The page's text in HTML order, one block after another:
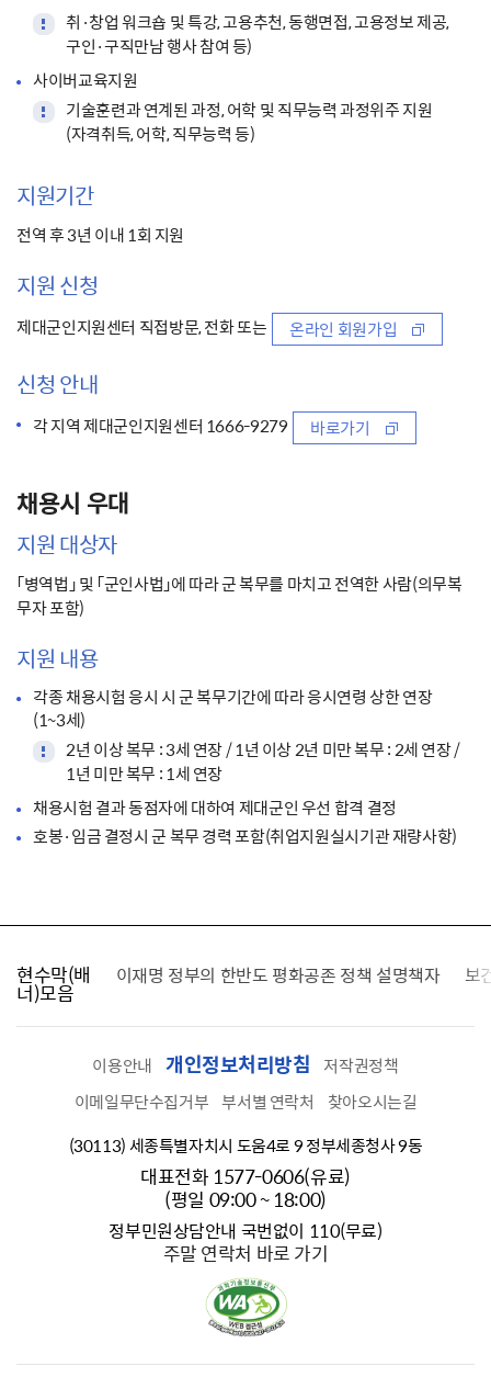
취·창업 워크숍 및 특강, 고용추천, 동행면접, 고용정보 제공,
구인·구직만남 행사 참여 등)
사이버교육지원
기술훈련과 연계된 과정, 어학 및 직무능력 과정위주 지원
(자격취득, 어학, 직무능력 등)
지원기간
전역 후 3년 이내 1회 지원
지원 신청
제대군인지원센터 직접방문, 전화 또는 온라인 회원가입
신청 안내
각 지역 제대군인지원센터 1666-9279 바로가기
채용시 우대
지원 대상자
「병역법」 및 「군인사법」에 따라 군 복무를 마치고 전역한 사람(의무복
무자 포함)
지원 내용
각종 채용시험 응시 시 군 복무기간에 따라 응시연령 상한 연장
(1~3세)
2년 이상 복무 : 3세 연장 / 1년 이상 2년 미만 복무 : 2세 연장 /
1년 미만 복무 : 1세 연장
채용시험 결과 동점자에 대하여 제대군인 우선 합격 결정
호봉·임금 결정시 군 복무 경력 포함(취업지원실시기관 재량사항)
현수막(배
너)모음
찾습니다 이재명 정부의 한반도 평화공존 정책 설명책자 보
이용안내 개인정보처리방침
저작권정책
이메일무단수집거부 부서별 연락처
찾아오시는길
(30113) 세종특별자치시 도움4로 9 정부세종청사 9동
대표전화 1577-0606(유료)
(평일 09:00 ~ 18:00)
정부민원상담안내 국번없이 110(무료)
주말 연락처 바로 가기